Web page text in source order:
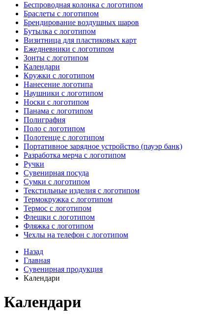
Беспроводная колонка с логотипом
Браслеты с логотипом
Брендирование воздушных шаров
Бутылка с логотипом
Визитница для пластиковых карт
Ежедневники с логотипом
Зонты с логотипом
Календари
Кружки с логотипом
Нанесение логотипа
Наушники с логотипом
Носки с логотипом
Панама с логотипом
Полиграфия
Поло с логотипом
Полотенце с логотипом
Портативное зарядное устройство (пауэр банк)
Разработка мерча с логотипом
Ручки
Сувенирная посуда
Сумки с логотипом
Текстильные изделия с логотипом
Термокружка с логотипом
Термос с логотипом
Флешки с логотипом
Фляжка с логотипом
Чехлы на телефон с логотипом
Назад
Главная
Сувенирная продукция
Календари
Календари